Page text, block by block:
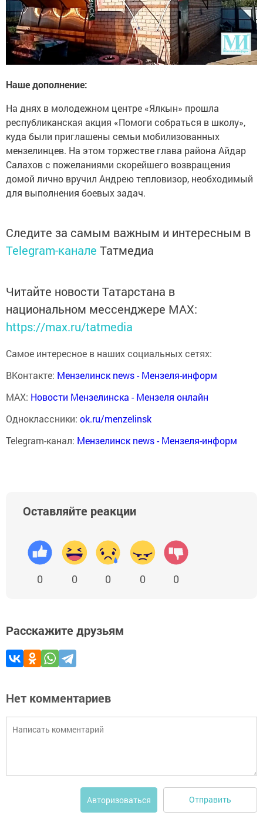
Наше дополнение:
На днях в молодежном центре «Ялкын» прошла
республиканская акция «Помоги собраться в школу»,
куда были приглашены семьи мобилизованных
мензелинцев. На этом торжестве глава района Айдар
Салахов с пожеланиями скорейшего возвращения
домой лично вручил Андрею тепловизор, необходимый
для выполнения боевых задач.
Следите за самым важным и интересным в
Telegram-канале Татмедиа
Читайте новости Татарстана в
национальном мессенджере MАХ:
https://max.ru/tatmedia
Самое интересное в наших социальных сетях:
ВКонтакте: Мензелинск news - Мензеля-информ
MAX: Новости Мензелинска - Мензеля онлайн
Одноклассники: ok.ru/menzelinsk
Telegram-канал: Мензелинск news - Мензеля-информ
Оставляйте реакции
0 0 0 0 0
Расскажите друзьям
Нет комментариев
Авторизоваться Отправить